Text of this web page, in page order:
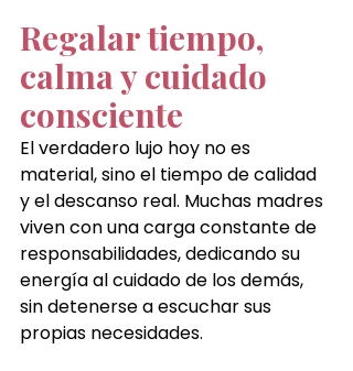
Regalar tiempo,
calma y cuidado
consciente
El verdadero lujo hoy no es
material, sino el tiempo de calidad
y el descanso real. Muchas madres
viven con una carga constante de
responsabilidades, dedicando su
energía al cuidado de los demás,
sin detenerse a escuchar sus
propias necesidades.